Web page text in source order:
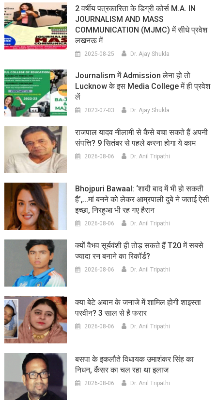
2 वर्षीय पत्रकारिता के डिग्री कोर्स M.A. IN
JOURNALISM AND MASS
COMMUNICATION (MJMC) में सीधे प्रवेश
लखनऊ में
2025-08-25 Dr. Ajay Shukla
Journalism में Admission लेना हो तो
Lucknow के इस Media College में ही प्रवेश
लें
2023-07-03 Dr. Ajay Shukla
राजपाल यादव नीलामी से कैसे बचा सकते हैं अपनी
संपत्ति? 9 सितंबर से पहले करना होगा ये काम
2026-08-06 Dr. Anil Tripathi
Bhojpuri Bawaal: ‘शादी बाद में भी हो सकती
है’,…मां बनने को लेकर आम्रपाली दुबे ने जताई ऐसी
इच्छा, निरहुआ भी रह गए हैरान
2026-08-06 Dr. Anil Tripathi
क्यों वैभव सूर्यवंशी ही तोड़ सकते हैं T20 में सबसे
ज्यादा रन बनाने का रिकॉर्ड?
2026-08-06 Dr. Anil Tripathi
क्या बेटे अबान के जनाजे में शामिल होगी शाइस्ता
परवीन? 3 साल से है फरार
2026-08-06 Dr. Anil Tripathi
बसपा के इकलौते विधायक उमाशंकर सिंह का
निधन, कैंसर का चल रहा था इलाज
2026-08-06 Dr. Anil Tripathi